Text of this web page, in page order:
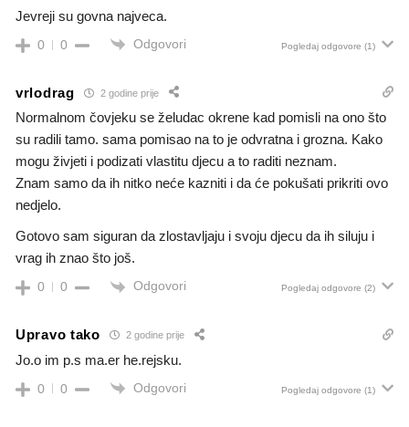
Jevreji su govna najveca.
0 0 Odgovori Pogledaj odgovore (1)
vrlodrag 2 godine prije
Normalnom čovjeku se želudac okrene kad pomisli na ono što
su radili tamo. sama pomisao na to je odvratna i grozna. Kako
mogu živjeti i podizati vlastitu djecu a to raditi neznam.
Znam samo da ih nitko neće kazniti i da će pokušati prikriti ovo
nedjelo.
Gotovo sam siguran da zlostavljaju i svoju djecu da ih siluju i
vrag ih znao što još.
0 0 Odgovori Pogledaj odgovore (2)
Upravo tako 2 godine prije
Jo.o im p.s ma.er he.rejsku.
0 0 Odgovori Pogledaj odgovore (1)